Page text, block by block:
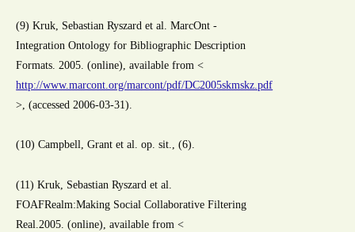
(9) Kruk, Sebastian Ryszard et al. MarcOnt -
Integration Ontology for Bibliographic Description
Formats. 2005. (online), available from <
http://www.marcont.org/marcont/pdf/DC2005skmskz.pdf
>, (accessed 2006-03-31).
(10) Campbell, Grant et al. op. sit., (6).
(11) Kruk, Sebastian Ryszard et al.
FOAFRealm:Making Social Collaborative Filtering
Real.2005. (online), available from <